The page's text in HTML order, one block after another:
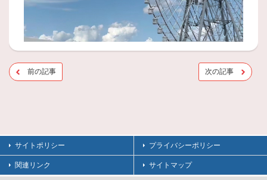
前の記事 次の記事
サイトポリシー プライバシーポリシー
関連リンク サイトマップ